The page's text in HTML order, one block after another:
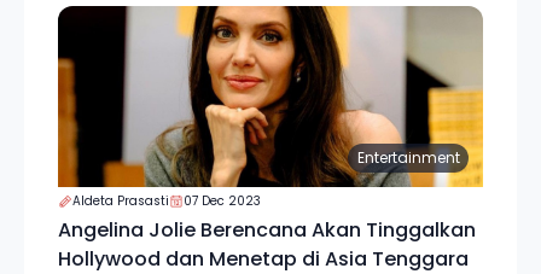
Entertainment
Aldeta Prasasti 07 Dec 2023
Angelina Jolie Berencana Akan Tinggalkan
Hollywood dan Menetap di Asia Tenggara